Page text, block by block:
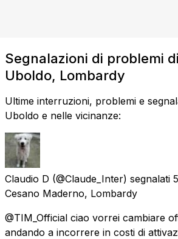
Segnalazioni di problemi
Uboldo, Lombardy
Ultime interruzioni, problemi e
Uboldo e nelle vicinanze:
Claudio D (@Claude_Inter) segnalati
Cesano Maderno, Lombardy
@TIM_Official ciao vorrei cambiare
andando a incorrere in costi di